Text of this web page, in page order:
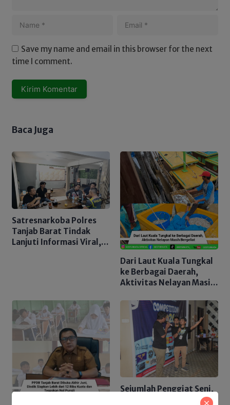
Save my name and email in this browser for the next
time I comment.
Baca Juga
Satresnarkoba Polres
Tanjab Barat Tindak
Lanjuti Informasi Viral,
Dari Laut Kuala Tungkal
ke Berbagai Daerah,
Aktivitas Nelayan Masih
Sejumlah Penggiat Seni,
Sukses Gelar Kompetisi